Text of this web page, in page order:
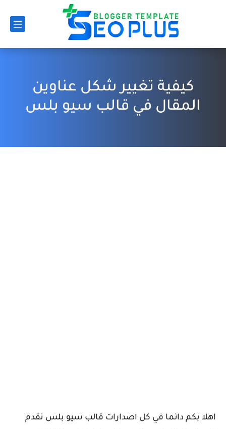
كيفية تغيير شكل عناوين
المقال في قالب سيو بلس
اهلا بكم دائما في كل اصدارات قالب سيو بلس نقدم